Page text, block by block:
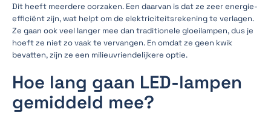
Dit heeft meerdere oorzaken. Een daarvan is dat ze zeer energie-
efficiënt zijn, wat helpt om de elektriciteitsrekening te verlagen.
Ze gaan ook veel langer mee dan traditionele gloeilampen, dus je
hoeft ze niet zo vaak te vervangen. En omdat ze geen kwik
bevatten, zijn ze een milieuvriendelijkere optie.
Hoe lang gaan LED-lampen
gemiddeld mee?